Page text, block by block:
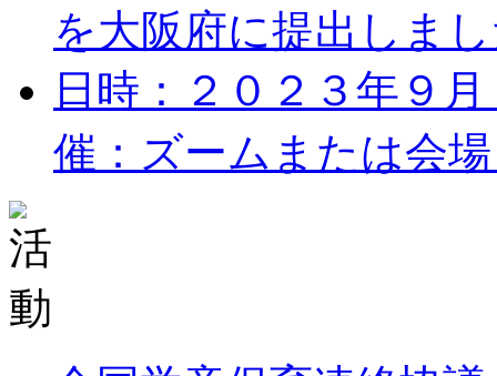
を大阪府に提出しま
日時：２０２３年９
催：ズームまたは会